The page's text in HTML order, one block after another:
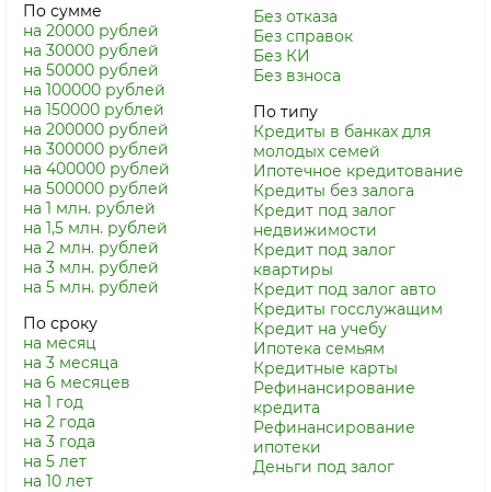
По сумме
на 20000 рублей
на 30000 рублей
на 50000 рублей
на 100000 рублей
на 150000 рублей
на 200000 рублей
на 300000 рублей
на 400000 рублей
на 500000 рублей
на 1 млн. рублей
на 1,5 млн. рублей
на 2 млн. рублей
на 3 млн. рублей
на 5 млн. рублей
По сроку
на месяц
на 3 месяца
на 6 месяцев
на 1 год
на 2 года
на 3 года
на 5 лет
на 10 лет
Без отказа
Без справок
Без КИ
Без взноса
По типу
Кредиты в банках для
молодых семей
Ипотечное кредитование
Кредиты без залога
Кредит под залог
недвижимости
Кредит под залог
квартиры
Кредит под залог авто
Кредиты госслужащим
Кредит на учебу
Ипотека семьям
Кредитные карты
Рефинансирование
кредита
Рефинансирование
ипотеки
Деньги под залог